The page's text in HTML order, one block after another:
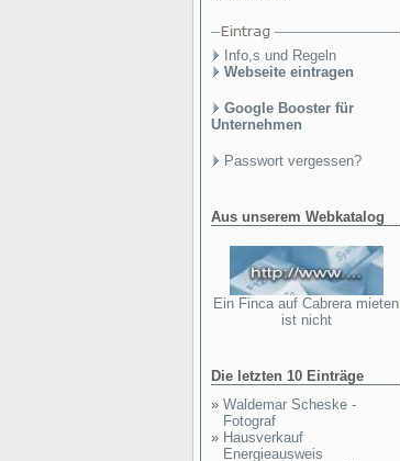
Info,s und Regeln
Webseite eintragen
Google Booster für
Unternehmen
Passwort vergessen?
Aus unserem Webkatalog
Ein Finca auf Cabrera mieten
ist nicht
Die letzten 10 Einträge
» Waldemar Scheske -
Fotograf
» Hausverkauf
Energieausweis